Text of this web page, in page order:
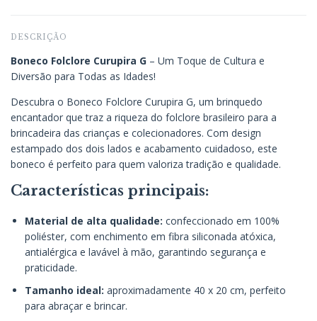
DESCRIÇÃO
Boneco Folclore Curupira G – Um Toque de Cultura e
Diversão para Todas as Idades!
Descubra o Boneco Folclore Curupira G, um brinquedo
encantador que traz a riqueza do folclore brasileiro para a
brincadeira das crianças e colecionadores. Com design
estampado dos dois lados e acabamento cuidadoso, este
boneco é perfeito para quem valoriza tradição e qualidade.
Características principais:
Material de alta qualidade: confeccionado em 100%
poliéster, com enchimento em fibra siliconada atóxica,
antialérgica e lavável à mão, garantindo segurança e
praticidade.
Tamanho ideal: aproximadamente 40 x 20 cm, perfeito
para abraçar e brincar.